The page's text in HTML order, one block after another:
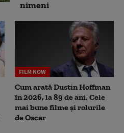
nimeni
FILM NOW
Cum arată Dustin Hoffman
în 2026, la 89 de ani. Cele
mai bune filme și rolurile
de Oscar